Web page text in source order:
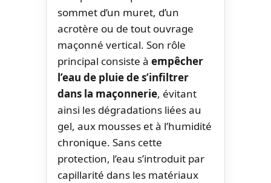
sommet d’un muret, d’un
acrotère ou de tout ouvrage
maçonné vertical. Son rôle
principal consiste à empêcher
l’eau de pluie de s’infiltrer
dans la maçonnerie, évitant
ainsi les dégradations liées au
gel, aux mousses et à l’humidité
chronique. Sans cette
protection, l’eau s’introduit par
capillarité dans les matériaux